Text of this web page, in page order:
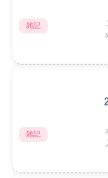
雑記
雑記